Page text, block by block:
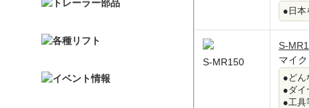
●日本
S-MR150
S-
マイ
●どん
●ダイ
●工具